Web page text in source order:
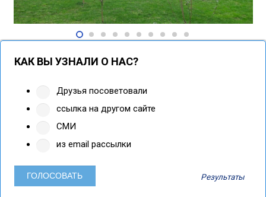
КАК ВЫ УЗНАЛИ О НАС?
Друзья посоветовали
ссылка на другом сайте
СМИ
из email рассылки
Результаты